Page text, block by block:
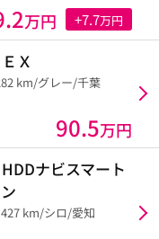
万円 +7.7万円
Ｘ
km/グレー/千葉
90.5万円
ナビスマート
km/シロ/愛知